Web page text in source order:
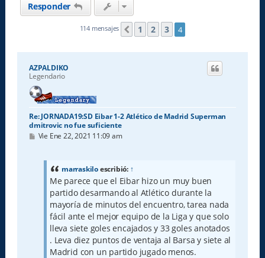
Responder
114 mensajes Anterior
1 2 3 4
AZPALDIKO
Legendario
Re: JORNADA19:SD Eibar 1-2 Atlético de Madrid Superman
dmitrovic no fue suficiente
M
Vie Ene 22, 2021 11:09 am
marraskiloescribió: ↑
Me parece que el Eibar hizo un muy buen
partido desarmando al Atlético durante la
mayoría de minutos del encuentro, tarea nada
fácil ante el mejor equipo de la Liga y que solo
lleva siete goles encajados y 33 goles anotados
. Leva diez puntos de ventaja al Barsa y siete al
Madrid con un partido jugado menos.